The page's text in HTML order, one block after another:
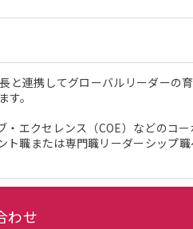
と連携してグローバルリーダーの
。
エクセレンス（COE）などのコ
職または専門職リーダーシップ
わせ